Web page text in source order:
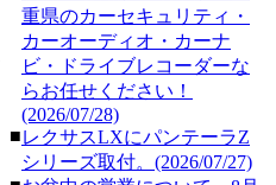
重県のカーセキュリティ・
カーオーディオ・カーナ
ビ・ドライブレコーダーな
らお任せください！
(2026/07/28)
■レクサスLXにパンテーラZ
シリーズ取付。(2026/07/27)